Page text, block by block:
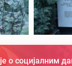
о социјалним